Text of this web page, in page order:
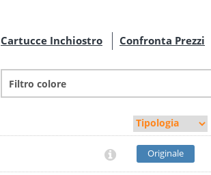
Cartucce Inchiostro Confronta Prezzi
Originale